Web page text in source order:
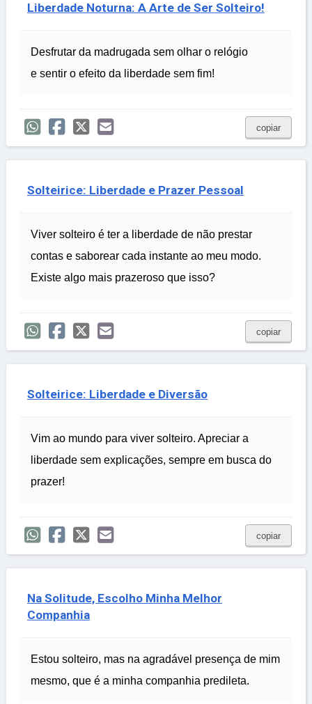
Liberdade Noturna: A Arte de Ser Solteiro!
Desfrutar da madrugada sem olhar o relógio
e sentir o efeito da liberdade sem fim!
copiar
Solteirice: Liberdade e Prazer Pessoal
Viver solteiro é ter a liberdade de não prestar
contas e saborear cada instante ao meu modo.
Existe algo mais prazeroso que isso?
copiar
Solteirice: Liberdade e Diversão
Vim ao mundo para viver solteiro. Apreciar a
liberdade sem explicações, sempre em busca do
prazer!
copiar
Na Solitude, Escolho Minha Melhor
Companhia
Estou solteiro, mas na agradável presença de mim
mesmo, que é a minha companhia predileta.